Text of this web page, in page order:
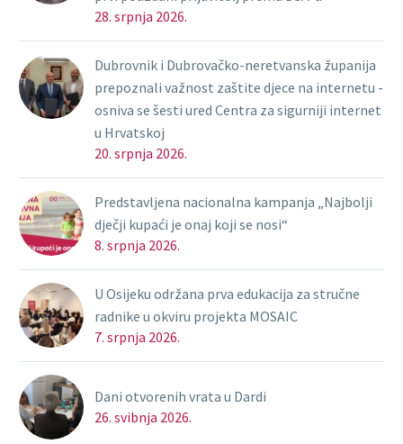
28. srpnja 2026.
Dubrovnik i Dubrovačko-neretvanska županija
prepoznali važnost zaštite djece na internetu -
osniva se šesti ured Centra za sigurniji internet
u Hrvatskoj
20. srpnja 2026.
Predstavljena nacionalna kampanja „Najbolji
dječji kupaći je onaj koji se nosi“
8. srpnja 2026.
U Osijeku održana prva edukacija za stručne
radnike u okviru projekta MOSAIC
7. srpnja 2026.
Dani otvorenih vrata u Dardi
26. svibnja 2026.